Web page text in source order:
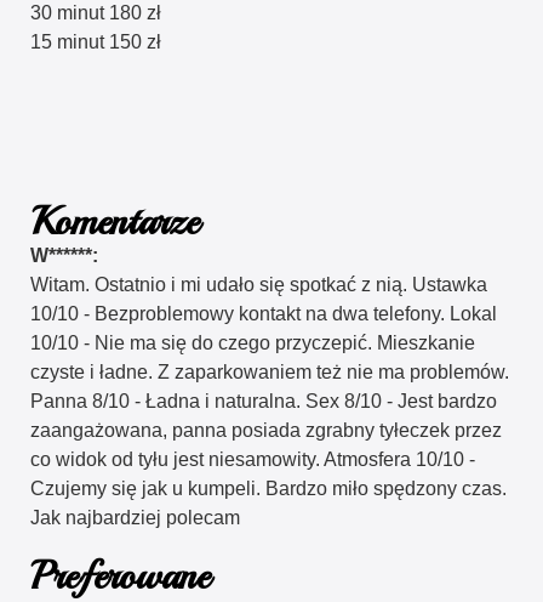
30 minut 180 zł
15 minut 150 zł
Komentarze
W******:
Witam. Ostatnio i mi udało się spotkać z nią. Ustawka
10/10 - Bezproblemowy kontakt na dwa telefony. Lokal
10/10 - Nie ma się do czego przyczepić. Mieszkanie
czyste i ładne. Z zaparkowaniem też nie ma problemów.
Panna 8/10 - Ładna i naturalna. Sex 8/10 - Jest bardzo
zaangażowana, panna posiada zgrabny tyłeczek przez
co widok od tyłu jest niesamowity. Atmosfera 10/10 -
Czujemy się jak u kumpeli. Bardzo miło spędzony czas.
Jak najbardziej polecam
Preferowane